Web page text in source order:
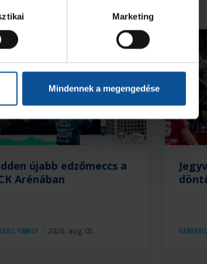
Marketing
Mindennek a megengedése
Family 2026. aug. 05.
újabb edzőmeccs a
Arénában